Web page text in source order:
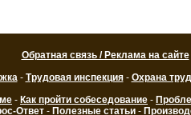
Обратная связь / Реклама на сайте
- Трудовая инспекция- Охрана
- Как пройти собеседование -
Ответ - Полезные статьи -